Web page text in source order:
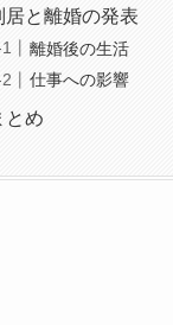
居と離婚の発表
離婚後の生活
仕事への影響
とめ